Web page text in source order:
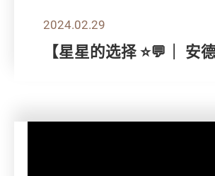
2024.02.29
【星星的选择 ⭐💬｜ 安德